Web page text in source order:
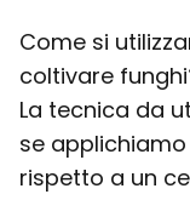
Come si
coltivare
La tecnica da
se
rispetto a un